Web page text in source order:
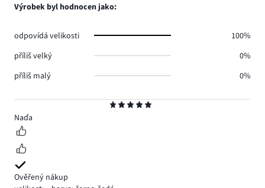
5
Naďa
Ověřený nákup
Výrobek byl hodnocen jako:
odpovídá velikosti
100%
příliš velký
0%
příliš malý
0%